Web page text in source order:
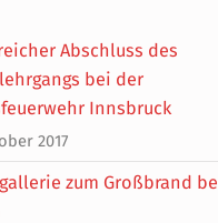
Abschluss des
bei der
Innsbruck
2017
zum Großbrand